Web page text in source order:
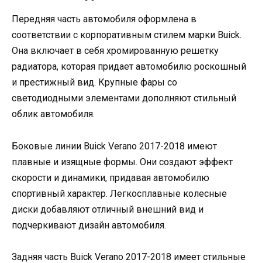
Передняя часть автомобиля оформлена в
соответствии с корпоративным стилем марки Buick.
Она включает в себя хромированную решетку
радиатора, которая придает автомобилю роскошный
и престижный вид. Крупные фары со
светодиодными элементами дополняют стильный
облик автомобиля.
Боковые линии Buick Verano 2017-2018 имеют
плавные и изящные формы. Они создают эффект
скорости и динамики, придавая автомобилю
спортивный характер. Легкосплавные колесные
диски добавляют отличный внешний вид и
подчеркивают дизайн автомобиля.
Задняя часть Buick Verano 2017-2018 имеет стильные